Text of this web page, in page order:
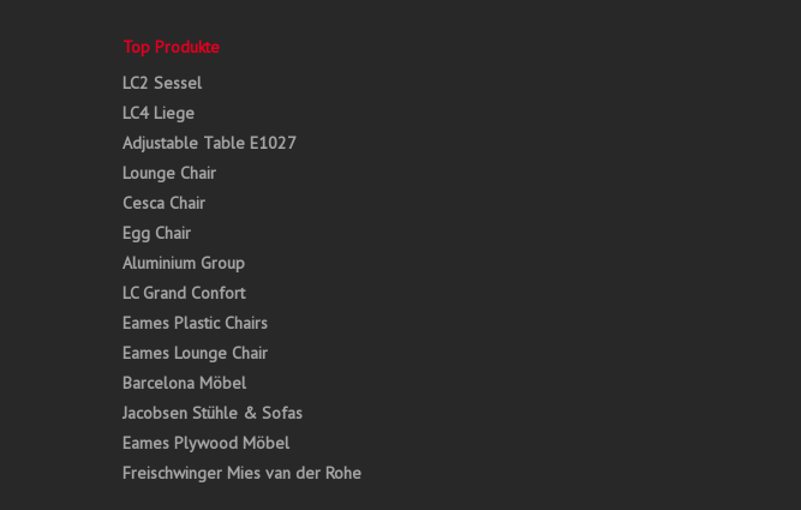
Top Produkte
LC2 Sessel
LC4 Liege
Adjustable Table E1027
Lounge Chair
Cesca Chair
Egg Chair
Aluminium Group
LC Grand Confort
Eames Plastic Chairs
Eames Lounge Chair
Barcelona Möbel
Jacobsen Stühle & Sofas
Eames Plywood Möbel
Freischwinger Mies van der Rohe